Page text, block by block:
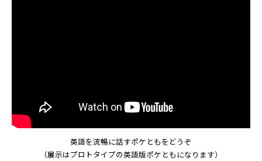
英語を流暢に話すポケともをどうぞ
（展示はプロトタイプの英語版ポケともになります）